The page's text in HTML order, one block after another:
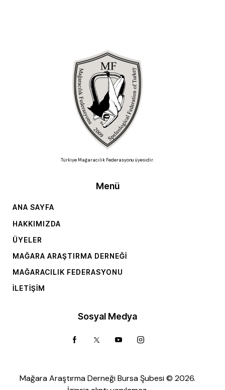
Türkiye Mağaracılık Federasyonu üyesidir.
Menü
ANA SAYFA
HAKKIMIZDA
ÜYELER
MAĞARA ARAŞTIRMA DERNEĞI
MAĞARACILIK FEDERASYONU
İLETIŞIM
Sosyal Medya
Mağara Araştırma Derneği Bursa Şubesi © 2026.